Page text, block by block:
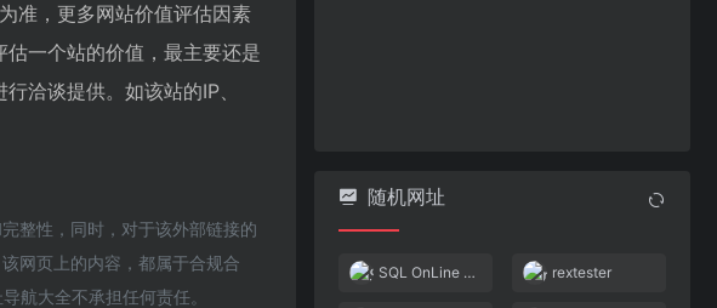
准，更多网站价值评估因素
一个站的价值，最主要还是
洽谈提供。如该站的IP、
整性，同时，对于该外部链接的
网页上的内容，都属于合规合
航大全不承担任何责任。
随机网址
SQL OnLine IDE rextester